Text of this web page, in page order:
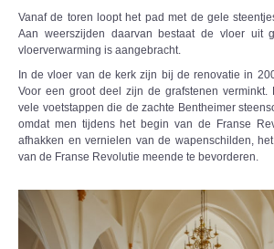
Vanaf de toren loopt het pad met de gele
Aan weerszijden daarvan bestaat de vloer uit
vloerverwarming is aangebracht.
In de vloer van de kerk zijn bij de renovatie in
Voor een groot deel zijn de grafstenen verminkt.
vele voetstappen die de zachte Bentheimer
omdat men tijdens het begin van de Franse
afhakken en vernielen van de wapenschilden,
van de Franse Revolutie meende te bevorderen.